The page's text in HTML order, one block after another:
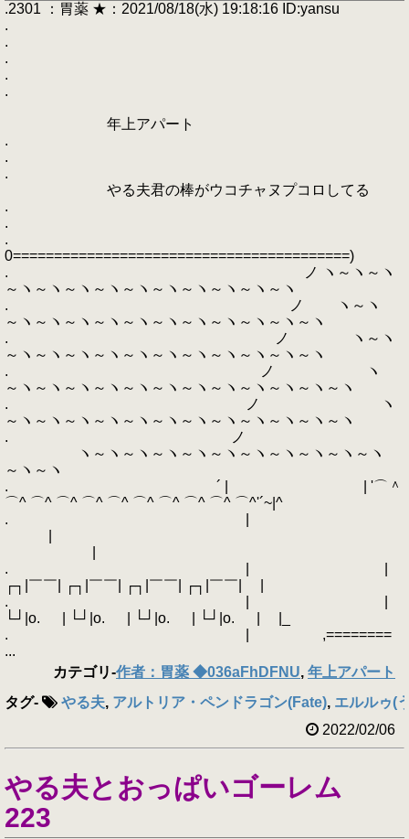
.2301 ：胃薬 ★：2021/08/18(水) 19:18:16 ID:yansu
.
.
.
.
.
年上アパート
.
.
.
やる夫君の棒がウコチャヌプコロしてる
.
.
.
0=========================================)
. ノ ヽ～ヽ～ヽ
～ヽ～ヽ～ヽ～ヽ～ヽ～ヽ～ヽ～ヽ～ヽ～ヽ
. ノ ヽ～ヽ
～ヽ～ヽ～ヽ～ヽ～ヽ～ヽ～ヽ～ヽ～ヽ～ヽ～ヽ
. ノ ヽ～ヽ
～ヽ～ヽ～ヽ～ヽ～ヽ～ヽ～ヽ～ヽ～ヽ～ヽ～ヽ
. ノ ヽ
～ヽ～ヽ～ヽ～ヽ～ヽ～ヽ～ヽ～ヽ～ヽ～ヽ～ヽ～ヽ
. ノ ヽ
～ヽ～ヽ～ヽ～ヽ～ヽ～ヽ～ヽ～ヽ～ヽ～ヽ～ヽ～ヽ
. ノ
ヽ～ヽ～ヽ～ヽ～ヽ～ヽ～ヽ～ヽ～ヽ～ヽ～ヽ
～ヽ～ヽ
. ´ | | '⌒＾
⌒^ ⌒^ ⌒^ ⌒^ ⌒^ ⌒^ ⌒^ ⌒^ ⌒^ ⌒^'´~|^
. |
. | |
┌┐|￣￣| ┌┐|￣￣| ┌┐|￣￣| ┌┐|￣￣| |
. | |
└┘|o. | └┘|o. | └┘|o. | └┘|o. | |_
. | ,========
...
カテゴリ-作者：胃薬 ◆036aFhDFNU, 年上アパート
タグ- やる夫, アルトリア・ペンドラゴン(Fate), エルルゥ(
2022/02/06
やる夫とおっぱいゴーレム
223